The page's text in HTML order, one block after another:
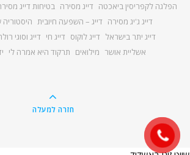
הפלגה לקפריסין ביאכטה דייג מסירה בטיחות דייג
דייג ג'יג מסירה דייג – השפעה חיובית היסטוריה
דייג יתר בישראל דייג לוקוס דייג חי דייג וסוגי
אשליית אושר מילואים תרקוד היא אמרה לי
חזרה למעלה